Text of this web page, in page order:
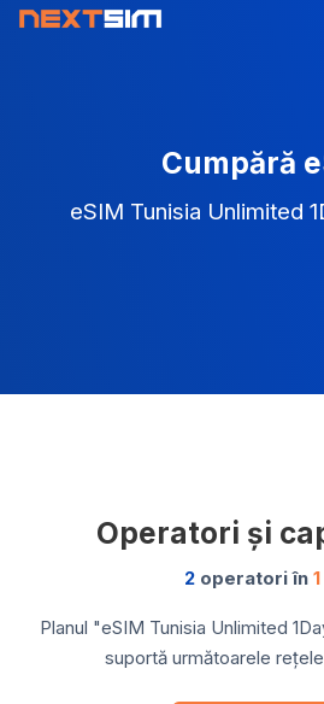
Cumpără
eSIM Tunisia Unlimited
Operatori și
2operatori în 1
Planul "eSIM Tunisia Unlimited
suportă următoarele